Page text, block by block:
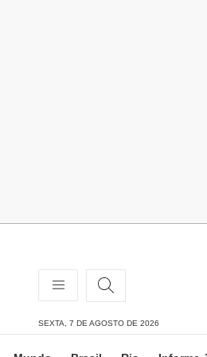
SEXTA, 7 DE AGOSTO DE 2026